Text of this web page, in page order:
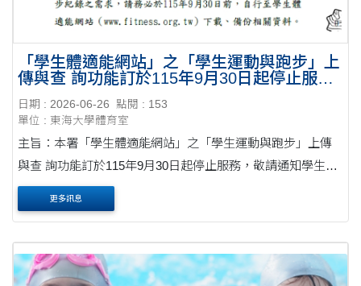
「學生體適能網站」之「學生運動與跑步」上
傳與查 詢功能訂於115年9月30日起停止服
日期 : 2026-06-26
點閱 : 153
單位 : 東海大學體育室
主旨：本署「學生體適能網站」之「學生運動與跑步」上傳
與查 詢功能訂於115年9月30日起停止服務，敬請通知學生於
期 限前自行下載備份個人歷史資料，請查照。 說明： 一、因
應114年9月9日運動部及所屬全民運動署....
更多訊息